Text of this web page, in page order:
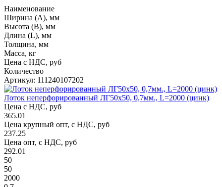
Наименование
Ширина (А), мм
Высота (В), мм
Длина (L), мм
Толщина, мм
Масса, кг
Цена с НДС, руб
Количество
Артикул: 111240107202
Лоток неперфорированный ЛГ50х50, 0,7мм., L=2000 (цинк)
Цена с НДС, руб
365.01
Цена крупный опт, с НДС, руб
237.25
Цена опт, с НДС, руб
292.01
50
50
2000